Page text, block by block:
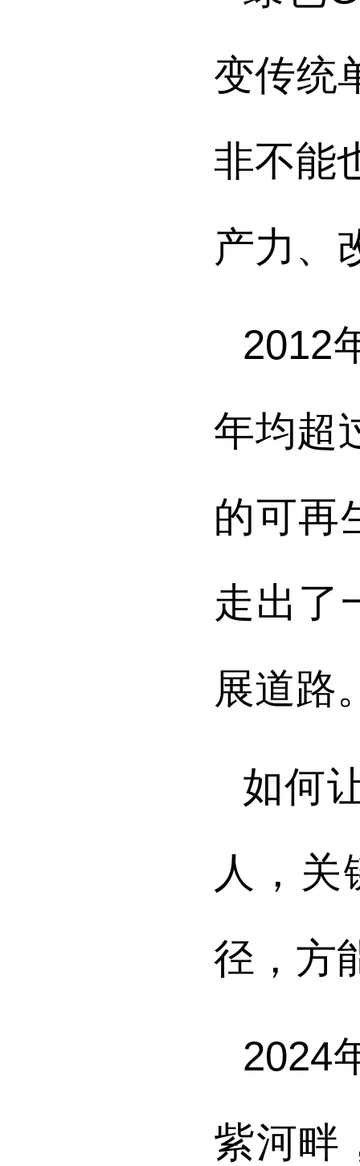
变传统
非不能
产力、
2012
年均超
的可再
走出了
展道路
如何
人，
径，方
2024
紫河畔